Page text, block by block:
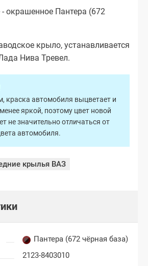
окрашенное Пантера (672
крыло, устанавливается
Нива Тревел.
краска автомобиля выцветает и
яркой, поэтому цвет новой
не значительно отличаться от
автомобиля.
крылья ВАЗ
Пантера (672 чёрная база)
2123-8403010